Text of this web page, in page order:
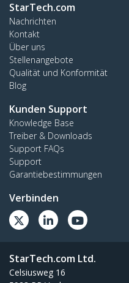
StarTech.com
Nachrichten
Kontakt
Über uns
Stellenangebote
Qualität und Konformität
Blog
Kunden Support
Knowledge Base
Treiber & Downloads
Support FAQs
Support
Garantiebestimmungen
Verbinden
StarTech.com Ltd.
Celsiusweg 16